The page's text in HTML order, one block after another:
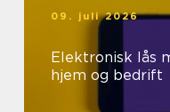
09. juli 2026
Elektronisk lås moderne trygghet for
hjem og bedrift